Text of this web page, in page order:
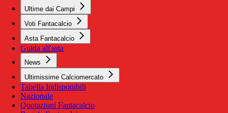
Ultime dai Campi
Voti Fantacalcio
Asta Fantacalcio
Guida all'asta
News
Ultimissime Calciomercato
Tabella Indisponibili
Nazionale
Quotazioni Fantacalcio